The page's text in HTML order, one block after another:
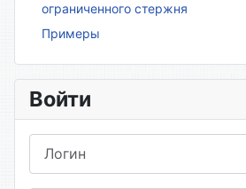
ограниченного стержня
Примеры
Войти